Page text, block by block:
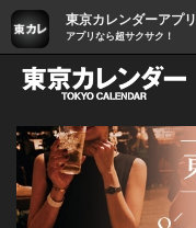
東京カレンダーアプリ
アプリなら超サクサク！